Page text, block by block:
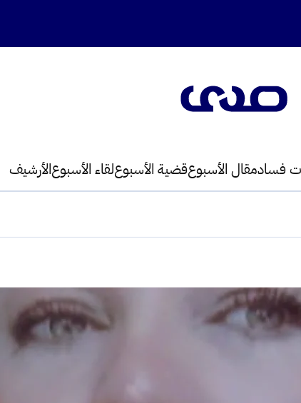
فسادمقال الأسبوعقضية الأسبوعلقاء الأسبوعالأرشيف